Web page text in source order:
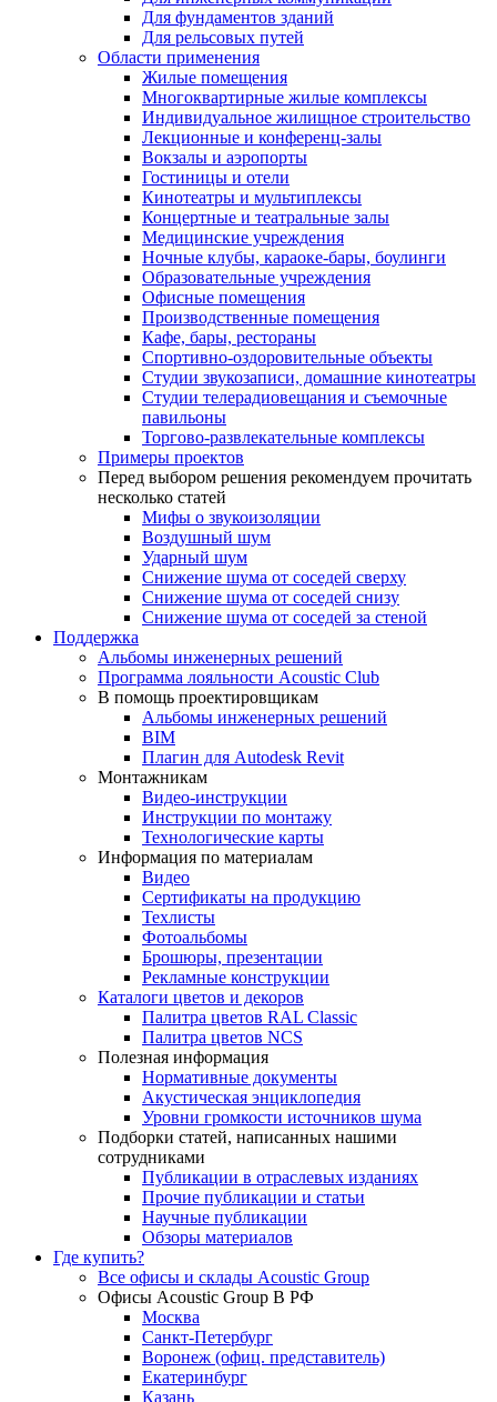
Для фундаментов зданий
Для рельсовых путей
Области применения
Жилые помещения
Многоквартирные жилые комплексы
Индивидуальное жилищное строительство
Лекционные и конференц-залы
Вокзалы и аэропорты
Гостиницы и отели
Кинотеатры и мультиплексы
Концертные и театральные залы
Медицинские учреждения
Ночные клубы, караоке-бары, боулинги
Образовательные учреждения
Офисные помещения
Производственные помещения
Кафе, бары, рестораны
Спортивно-оздоровительные объекты
Студии звукозаписи, домашние кинотеатры
Студии телерадиовещания и съемочные
павильоны
Торгово-развлекательные комплексы
Примеры проектов
Перед выбором решения рекомендуем прочитать
несколько статей
Мифы о звукоизоляции
Воздушный шум
Ударный шум
Снижение шума от соседей сверху
Снижение шума от соседей снизу
Снижение шума от соседей за стеной
Поддержка
Альбомы инженерных решений
Программа лояльности Acoustic Club
В помощь проектировщикам
Альбомы инженерных решений
BIM
Плагин для Autodesk Revit
Монтажникам
Видео-инструкции
Инструкции по монтажу
Технологические карты
Информация по материалам
Видео
Сертификаты на продукцию
Техлисты
Фотоальбомы
Брошюры, презентации
Рекламные конструкции
Каталоги цветов и декоров
Палитра цветов RAL Сlassic
Палитра цветов NCS
Полезная информация
Нормативные документы
Акустическая энциклопедия
Уровни громкости источников шума
Подборки статей, написанных нашими
сотрудниками
Публикации в отраслевых изданиях
Прочие публикации и статьи
Научные публикации
Обзоры материалов
Где купить?
Все офисы и склады Acoustic Group
Офисы Acoustic Group В РФ
Москва
Санкт-Петербург
Воронеж (офиц. представитель)
Екатеринбург
Казань